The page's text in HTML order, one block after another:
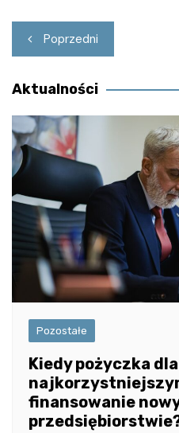
Nawigacja
wpisu
Poprzedni
Aktualności
Pozostałe
Kiedy pożyczka
finansowanie